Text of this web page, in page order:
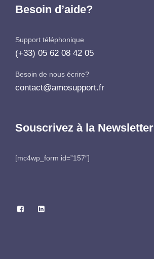
Besoin d’aide?
Support téléphonique
(+33) 05 62 08 42 05
Besoin de nous écrire?
contact@amosupport.fr
Souscrivez à la Newsletter
[mc4wp_form id=”157″]